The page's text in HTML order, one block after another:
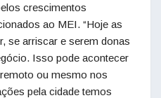
crescimentos
ao MEI. “Hoje as
se arriscar e serem donas
Isso pode acontecer
ou mesmo nos
pela cidade temos